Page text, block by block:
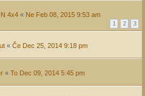
4x4 « Ne Feb 08, 2015 9:53 am
1 2 3
« Če Dec 25, 2014 9:18 pm
« To Dec 09, 2014 5:45 pm